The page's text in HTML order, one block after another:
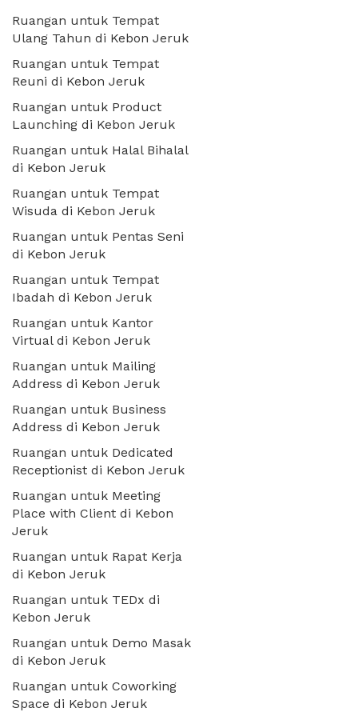
Ruangan untuk Tempat
Ulang Tahun di Kebon Jeruk
Ruangan untuk Tempat
Reuni di Kebon Jeruk
Ruangan untuk Product
Launching di Kebon Jeruk
Ruangan untuk Halal Bihalal
di Kebon Jeruk
Ruangan untuk Tempat
Wisuda di Kebon Jeruk
Ruangan untuk Pentas Seni
di Kebon Jeruk
Ruangan untuk Tempat
Ibadah di Kebon Jeruk
Ruangan untuk Kantor
Virtual di Kebon Jeruk
Ruangan untuk Mailing
Address di Kebon Jeruk
Ruangan untuk Business
Address di Kebon Jeruk
Ruangan untuk Dedicated
Receptionist di Kebon Jeruk
Ruangan untuk Meeting
Place with Client di Kebon
Jeruk
Ruangan untuk Rapat Kerja
di Kebon Jeruk
Ruangan untuk TEDx di
Kebon Jeruk
Ruangan untuk Demo Masak
di Kebon Jeruk
Ruangan untuk Coworking
Space di Kebon Jeruk